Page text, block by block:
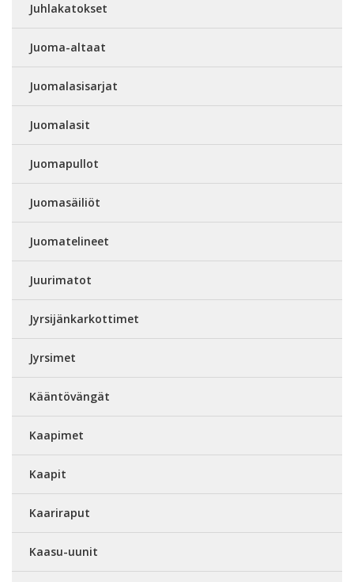
Juhlakatokset
Juoma-altaat
Juomalasisarjat
Juomalasit
Juomapullot
Juomasäiliöt
Juomatelineet
Juurimatot
Jyrsijänkarkottimet
Jyrsimet
Kääntövängät
Kaapimet
Kaapit
Kaariraput
Kaasu-uunit